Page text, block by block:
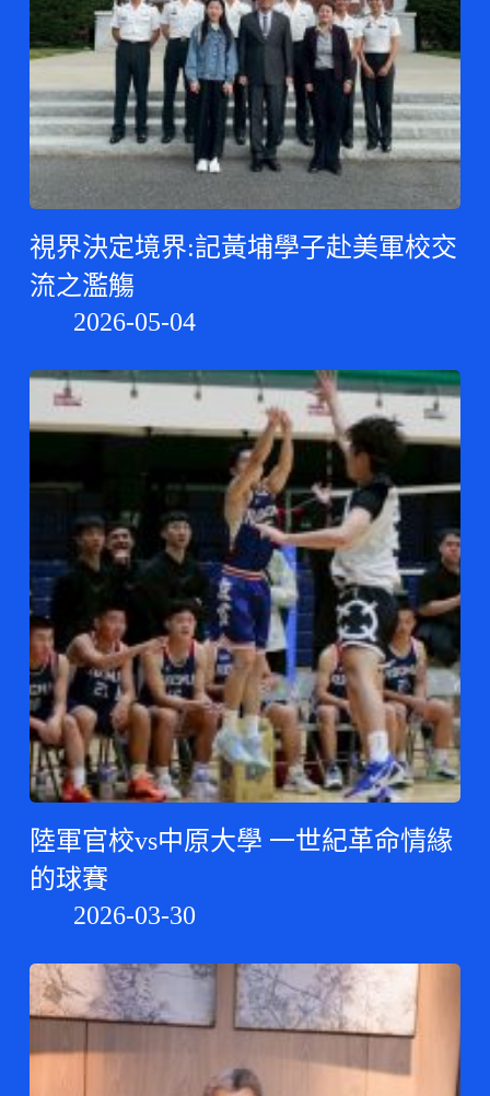
視界決定境界:記黃埔學子赴美軍校交
流之濫觴
2026-05-04
陸軍官校vs中原大學 一世紀革命情緣
的球賽
2026-03-30